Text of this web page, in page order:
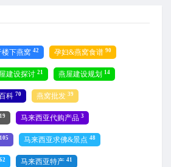
楼下燕窝 42 孕妇&燕窝食谱 90
建设探讨 21 燕屋建设规划 14
科 70 燕窝批发 39
19 马来西亚代购产品 3
105 马来西亚求佛&景点 48
62 马来西亚特产 41